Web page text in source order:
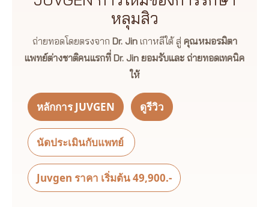
หลุมสิว
ถ่ายทอดโดยตรงจาก Dr. Jinเกาหลีใต้ สู่ คุณหมอรมิตา
แพทย์ต่างชาติคนแรกที่ Dr. Jin ยอมรับและ ถ่ายทอดเทคนิค
ให้
หลักการ JUVGEN ดูรีวิว
นัดประเมินกับแพทย์
Juvgen ราคา เริ่มต้น 49,900.-